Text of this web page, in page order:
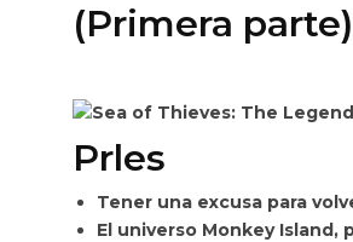
(Primera parte)
Prles
Tener una excusa para
El universo Monkey